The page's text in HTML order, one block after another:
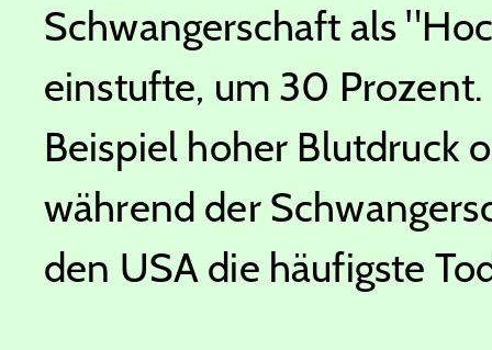
Schwangerschaft als
einstufte, um 30
Beispiel hoher Blutdruck
während der
den USA die häufigste